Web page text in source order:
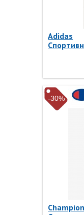
Adidas
-30%
Champion